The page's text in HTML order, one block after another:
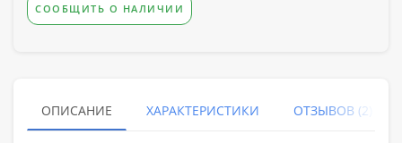
СООБЩИТЬ О НАЛИЧИИ
ОПИСАНИЕ ХАРАКТЕРИСТИКИ ОТЗЫВОВ (2)